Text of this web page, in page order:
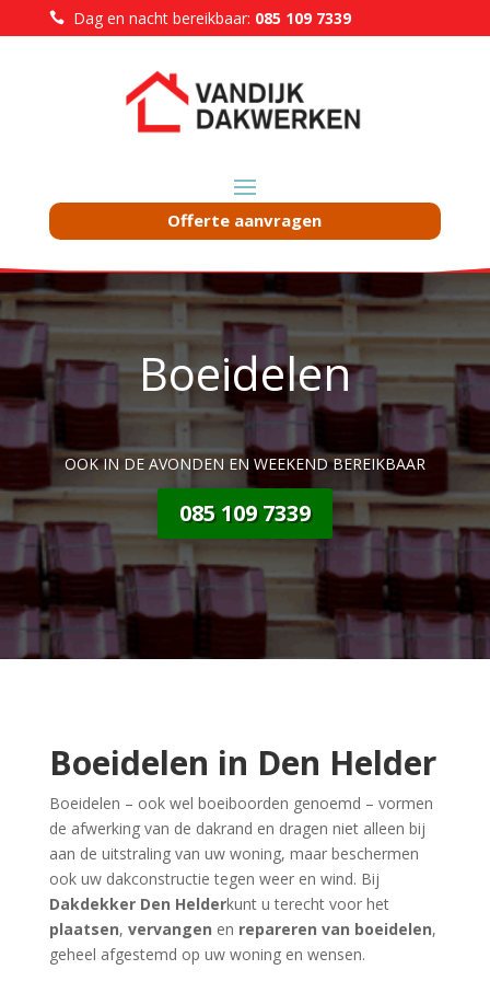
Dag en nacht bereikbaar: 085 109 7339
Offerte aanvragen
Boeidelen
OOK IN DE AVONDEN EN WEEKEND BEREIKBAAR
085 109 7339
Boeidelen in Den Helder
Boeidelen – ook wel boeiboorden genoemd – vormen
de afwerking van de dakrand en dragen niet alleen bij
aan de uitstraling van uw woning, maar beschermen
ook uw dakconstructie tegen weer en wind. Bij
Dakdekker Den Helderkunt u terecht voor het
plaatsen, vervangen en repareren van boeidelen,
geheel afgestemd op uw woning en wensen.